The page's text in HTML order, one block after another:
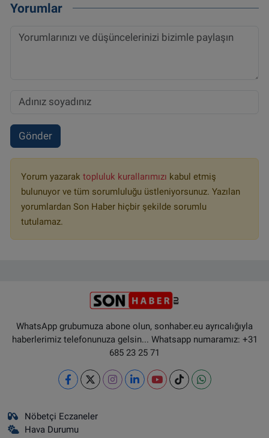
Yorumlar
Gönder
Yorum yazarak topluluk kurallarımızı kabul etmiş
bulunuyor ve tüm sorumluluğu üstleniyorsunuz. Yazılan
yorumlardan Son Haber hiçbir şekilde sorumlu
tutulamaz.
WhatsApp grubumuza abone olun, sonhaber.eu ayrıcalığıyla
haberlerimiz telefonunuza gelsin... Whatsapp numaramız: +31
685 23 25 71
Nöbetçi Eczaneler
Hava Durumu